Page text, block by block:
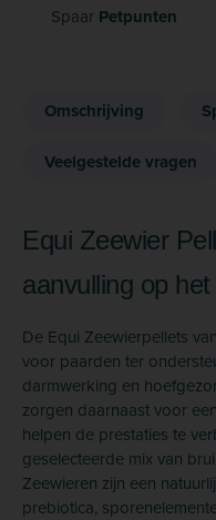
Spaar Petpunten
Omschrijving
Veelgestelde vragen
Equi Zeewier
aanvulling op
De Equi Zeewierpellets
voor paarden ter
darmwerking en
zorgen daarnaast voor
helpen de prestaties te
geselecteerde mix van
Zeewieren zijn een
prebiotica,